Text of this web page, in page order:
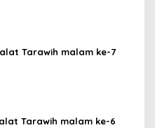
Tarawih malam ke-7
Tarawih malam ke-6